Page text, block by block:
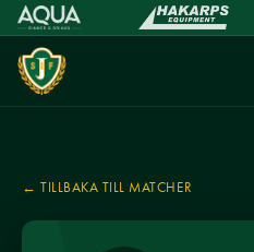
← TILLBAKA TILL MATCHER